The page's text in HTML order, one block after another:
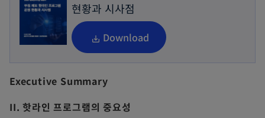
현황과 시사점
Download
o
p
s
Executive Summary
II. 핫라인 프로그램의 중요성